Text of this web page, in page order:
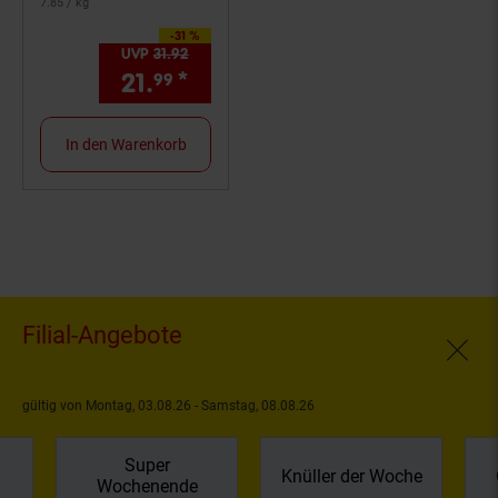
-31 %
Sie Sparen 31 Prozent,
UVP 31.92
21.99 *
In den Warenkorb
Filial-Angebote
gültig von Montag, 03.08.26 - Samstag, 08.08.26
Super
Wochenende
Knüller der Woche